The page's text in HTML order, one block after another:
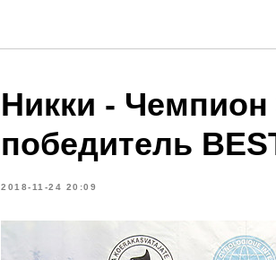
Никки -
победитель
2018-11-24 20:09